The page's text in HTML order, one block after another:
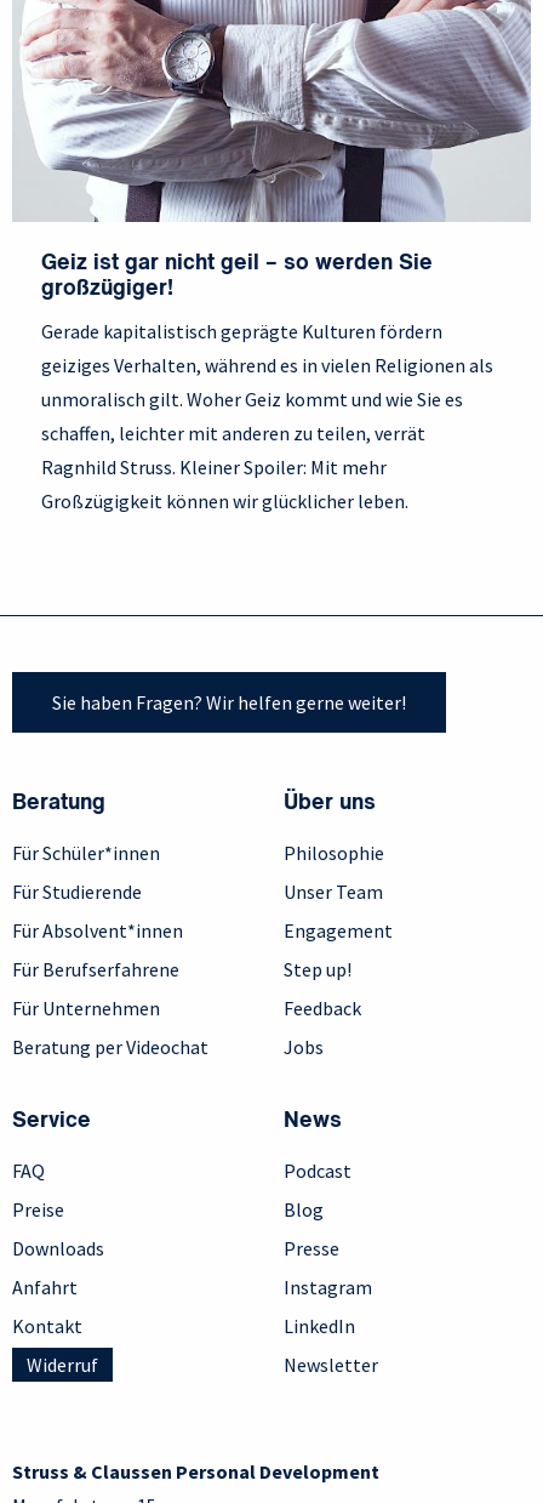
Geiz ist gar nicht geil – so werden Sie
großzügiger!
Gerade kapitalistisch geprägte Kulturen fördern
geiziges Verhalten, während es in vielen Religionen als
unmoralisch gilt. Woher Geiz kommt und wie Sie es
schaffen, leichter mit anderen zu teilen, verrät
Ragnhild Struss. Kleiner Spoiler: Mit mehr
Großzügigkeit können wir glücklicher leben.
Sie haben Fragen? Wir helfen gerne weiter!
Beratung
Für Schüler*innen
Für Studierende
Für Absolvent*innen
Für Berufserfahrene
Für Unternehmen
Beratung per Videochat
Über uns
Philosophie
Unser Team
Engagement
Step up!
Feedback
Jobs
Service
FAQ
Preise
Downloads
Anfahrt
Kontakt
Widerruf
News
Podcast
Blog
Presse
Instagram
LinkedIn
Newsletter
Struss & Claussen Personal Development